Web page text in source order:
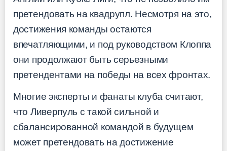
претендовать на квадрупл. Несмотря на это,
достижения команды остаются
впечатляющими, и под руководством Клоппа
они продолжают быть серьезными
претендентами на победы на всех фронтах.
Многие эксперты и фанаты клуба считают,
что Ливерпуль с такой сильной и
сбалансированной командой в будущем
может претендовать на достижение